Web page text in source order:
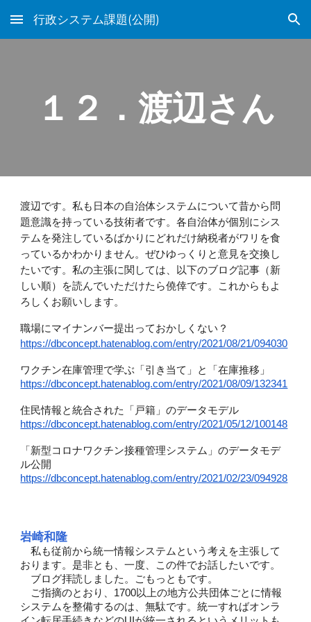
Skip to main content Skip to navigation
行政システム課題(公開)
１２．渡辺さん
渡辺です。私も日本の自治体システムについて昔から問
題意識を持っている技術者です。各自治体が個別にシス
テムを発注しているばかりにどれだけ納税者がワリを食
っているかわかりません。ぜひゆっくりと意見を交換し
たいです。私の主張に関しては、以下のブログ記事（新
しい順）を読んでいただけたら僥倖です。これからもよ
ろしくお願いします。
職場にマイナンバー提出っておかしくない？
https://dbconcept.hatenablog.com/entry/2021/08/21/094030
ワクチン在庫管理で学ぶ「引き当て」と「在庫推移」
https://dbconcept.hatenablog.com/entry/2021/08/09/132341
住民情報と統合された「戸籍」のデータモデル
https://dbconcept.hatenablog.com/entry/2021/05/12/100148
「新型コロナワクチン接種管理システム」のデータモデ
ル公開
https://dbconcept.hatenablog.com/entry/2021/02/23/094928
岩崎和隆
私も従前から統一情報システムという考えを主張して
おります。是非とも、一度、この件でお話したいです。
ブログ拝読しました。ごもっともです。
ご指摘のとおり、1700以上の地方公共団体ごとに情報
システムを整備するのは、無駄です。統一すればオンラ